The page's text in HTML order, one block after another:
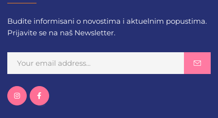
Budite informisani o novostima i aktuelnim popustima.
Prijavite se na naš Newsletter.